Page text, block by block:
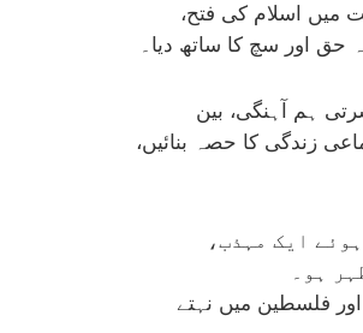
میں اسلام کی فتح،
اور سچ کا ساتھ دیا۔
ہم آہنگی، بین
زندگی کا حصہ بنائیں،
ایک مہذب،
ہو۔
اور فلسطین میں نہتے